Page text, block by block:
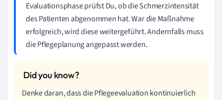
Evaluationsphase prüfst Du, ob die Schmerzintensität
des Patienten abgenommen hat. War die Maßnahme
erfolgreich, wird diese weitergeführt. Andernfalls muss
die Pflegeplanung angepasst werden.
Denke daran, dass die Pflegeevaluation kontinuierlich